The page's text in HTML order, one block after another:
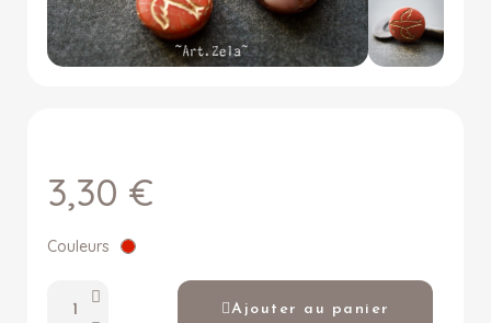
3,30 €
Couleurs
Ajouter au panier